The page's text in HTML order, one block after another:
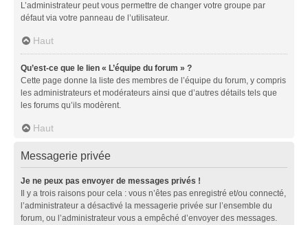
L’administrateur peut vous permettre de changer votre groupe par
défaut via votre panneau de l’utilisateur.
Haut
Qu’est-ce que le lien « L’équipe du forum » ?
Cette page donne la liste des membres de l’équipe du forum, y compris
les administrateurs et modérateurs ainsi que d’autres détails tels que
les forums qu’ils modèrent.
Haut
Messagerie privée
Je ne peux pas envoyer de messages privés !
Il y a trois raisons pour cela : vous n’êtes pas enregistré et/ou connecté,
l’administrateur a désactivé la messagerie privée sur l’ensemble du
forum, ou l’administrateur vous a empêché d’envoyer des messages.